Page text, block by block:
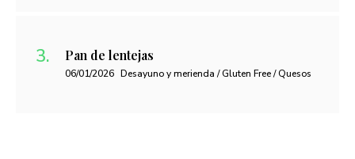
Pan de lentejas
06/01/2026 Desayuno y merienda / Gluten Free / Quesos